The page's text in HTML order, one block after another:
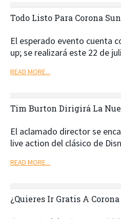
Todo Listo Para Corona
El esperado evento cuenta
up; se realizará este 22 de
READ MORE...
Tim Burton Dirigirá La
El aclamado director se
live action del clásico de
READ MORE...
¿Quieres Ir Gratis A